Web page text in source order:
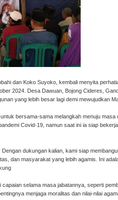
dan Koko Suyoko, kembali menyita
2024. Desa Dawuan, Bojong Cideres,
yang lebih besar lagi demi mewujudkan
bersama-sama melangkah menuju masa
Covid-19, namun saat ini ia siap
dukungan kalian, kami siap
dan masyarakat yang lebih agamis. Ini
selama masa jabatannya, seperti
menjaga moralitas dan nilai-nilai